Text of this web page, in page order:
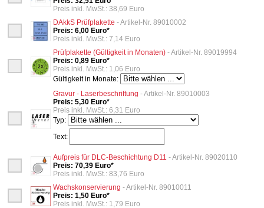
Preis inkl. MwSt.: 38,69 Euro
DAkkS Prüfplakette - Artikel-Nr. 89010002
Preis: 6,00 Euro*
Preis inkl. MwSt.: 7,14 Euro
Prüfplakette (Gültigkeit in Monaten) - Artikel-Nr. 89019994
Preis: 0,89 Euro*
Preis inkl. MwSt.: 1,06 Euro
Gültigkeit in Monate:
Gravur - Laserbeschriftung - Artikel-Nr. 89010003
Preis: 5,30 Euro*
Preis inkl. MwSt.: 6,31 Euro
Typ:
Text:
Aufpreis für DLC-Beschichtung D11 - Artikel-Nr. 89020110
Preis: 70,39 Euro*
Preis inkl. MwSt.: 83,76 Euro
Wachskonservierung - Artikel-Nr. 89010011
Preis: 1,50 Euro*
Preis inkl. MwSt.: 1,79 Euro